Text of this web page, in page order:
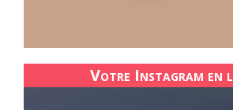
Votre Instagram en